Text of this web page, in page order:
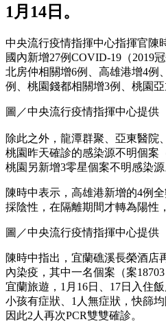
1月14日。
中央流行疫情指揮中心指揮官陳
國內新增27例COVID-19（2019
北房仲相關增6例、高雄港增4例
例、桃園錢都相關增3例、桃園亞